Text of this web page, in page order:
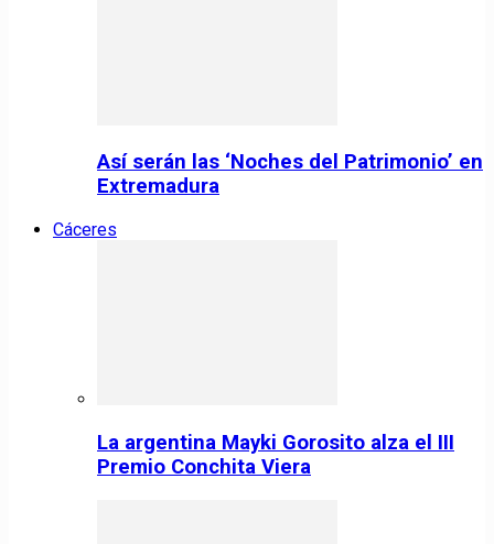
Así serán las ‘Noches del Patrimonio’ en
Extremadura
Cáceres
La argentina Mayki Gorosito alza el III
Premio Conchita Viera